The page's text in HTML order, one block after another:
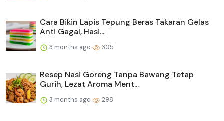
Cara Bikin Lapis Tepung Beras Takaran Gelas
Anti Gagal, Hasi...
3 months ago 305
Resep Nasi Goreng Tanpa Bawang Tetap
Gurih, Lezat Aroma Ment...
3 months ago 298